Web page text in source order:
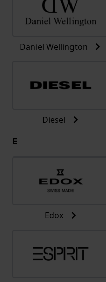
Daniel Wellington
Diesel
E
Edox